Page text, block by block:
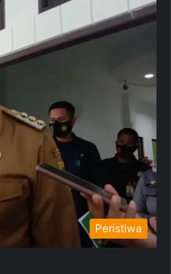
Peristiwa